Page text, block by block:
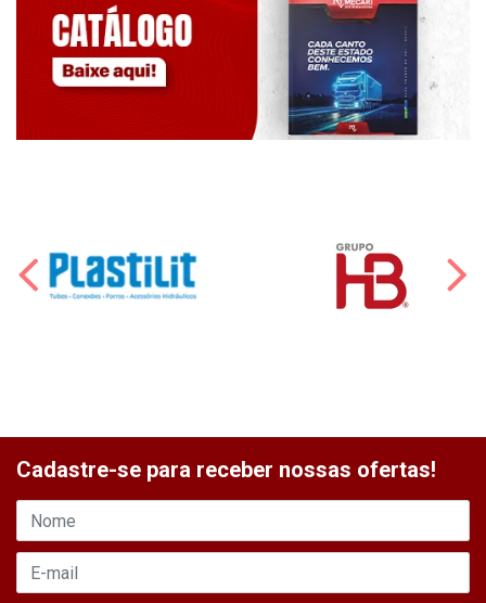
Cadastre-se para receber nossas ofertas!